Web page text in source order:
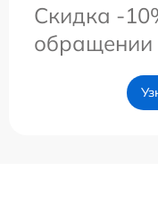
Скидка -
обращении